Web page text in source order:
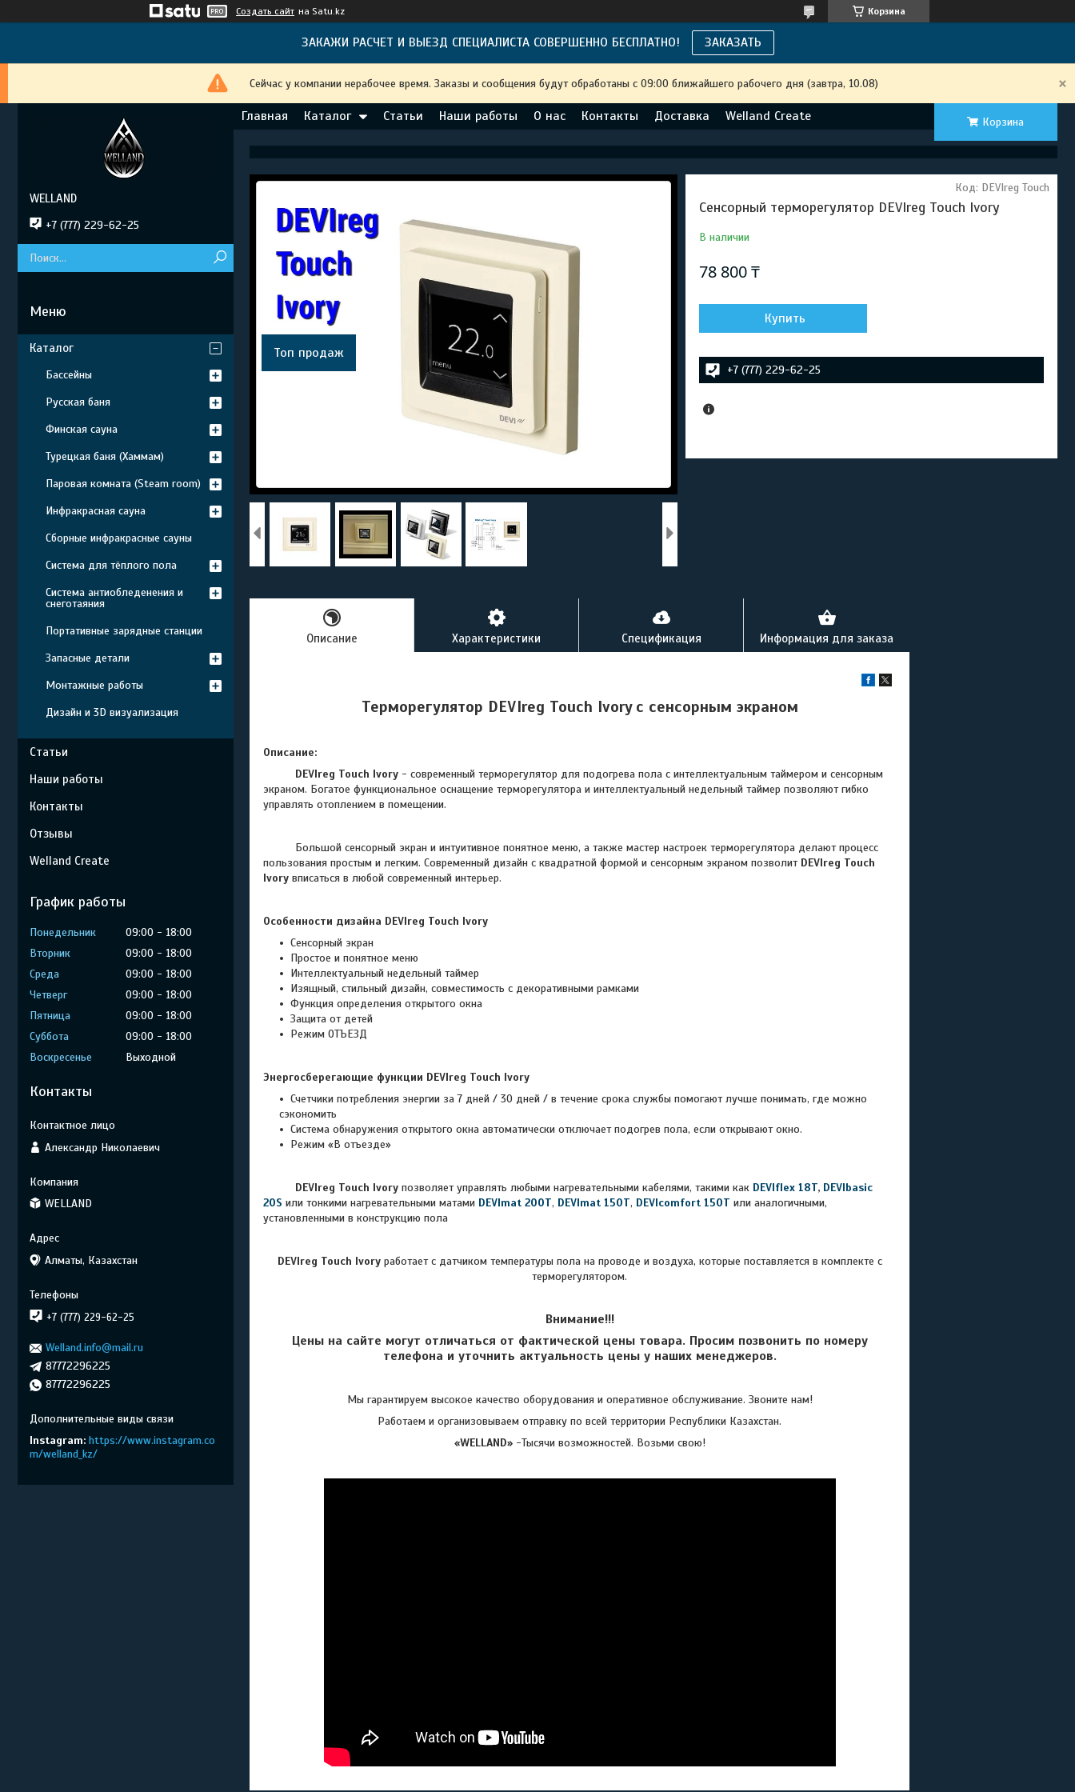
Создать сайт на Satu.kz Корзина
ЗАКАЖИ РАСЧЕТ И ВЫЕЗД СПЕЦИАЛИСТА СОВЕРШЕННО БЕСПЛАТНО! ЗАКАЗАТЬ
Сейчас у компании нерабочее время. Заказы и сообщения будут обработаны с 09:00 ближайшего рабочего дня (завтра, 10.08)
Главная Каталог Статьи Наши работы О нас Контакты Доставка Welland Create Корзина
Топ продаж
Сенсорный терморегулятор DEVIreg Touch Ivory
В наличии
Код: DEVIreg Touch
78 800 ₸
Купить
+7 (777) 229-62-25
Описание Характеристики Спецификация Информация для заказа
Терморегулятор DEVIreg Touch Ivory с сенсорным экраном
Описание:
DEVIreg Touch Ivory - современный терморегулятор для подогрева пола с интеллектуальным таймером и сенсорным
экраном. Богатое функциональное оснащение терморегулятора и интеллектуальный недельный таймер позволяют гибко
управлять отоплением в помещении.
Большой сенсорный экран и интуитивное понятное меню, а также мастер настроек терморегулятора делают процесс
пользования простым и легким. Современный дизайн с квадратной формой и сенсорным экраном позволит DEVIreg Touch
Ivory вписаться в любой современный интерьер.
Особенности дизайна DEVIreg Touch Ivory
Сенсорный экран
Простое и понятное меню
Интеллектуальный недельный таймер
Изящный, стильный дизайн, совместимость с декоративными рамками
Функция определения открытого окна
Защита от детей
Режим ОТЪЕЗД
Энергосберегающие функции DEVIreg Touch Ivory
Счетчики потребления энергии за 7 дней / 30 дней / в течение срока службы помогают лучше понимать, где можно
сэкономить
Система обнаружения открытого окна автоматически отключает подогрев пола, если открывают окно.
Режим «В отъезде»
DEVIreg Touch Ivory позволяет управлять любыми нагревательными кабелями, такими как DEVIflex 18T, DEVIbasic
20S или тонкими нагревательными матами DEVImat 200T, DEVImat 150T, DEVIcomfort 150T или аналогичными,
установленными в конструкцию пола
DEVIreg Touch Ivoryработает с датчиком температуры пола на проводе и воздуха, которые поставляется в комплекте с
терморегулятором.
Внимание!!!
Цены на сайте могут отличаться от фактической цены товара. Просим позвонить по номеру
телефона и уточнить актуальность цены у наших менеджеров.
Мы гарантируем высокое качество оборудования и оперативное обслуживание. Звоните нам!
Работаем и организовываем отправку по всей территории Республики Казахстан.
«WELLAND»-Тысячи возможностей. Возьми свою!
WELLAND
+7 (777) 229-62-25
Каталог
Бассейны
Русская баня
Финская сауна
Турецкая баня (Хаммам)
Паровая комната (Steam room)
Инфракрасная сауна
Сборные инфракрасные сауны
Система для тёплого пола
Система антиобледенения и
снеготаяния
Портативные зарядные станции
Запасные детали
Монтажные работы
Дизайн и 3D визуализация
Статьи
Наши работы
Контакты
Отзывы
Welland Create
График работы
Понедельник 09:00
18:00
Вторник
09:00
18:00
Среда
09:00
18:00
Четверг
09:00
18:00
Пятница
09:00
18:00
Суббота
09:00
18:00
Воскресенье
Выходной
Контакты
Александр Николаевич
WELLAND
Алматы, Казахстан
+7 (777) 229-62-25
Welland.info@mail.ru
87772296225
87772296225
Instagram https://www.instagram.co
m/welland_kz/